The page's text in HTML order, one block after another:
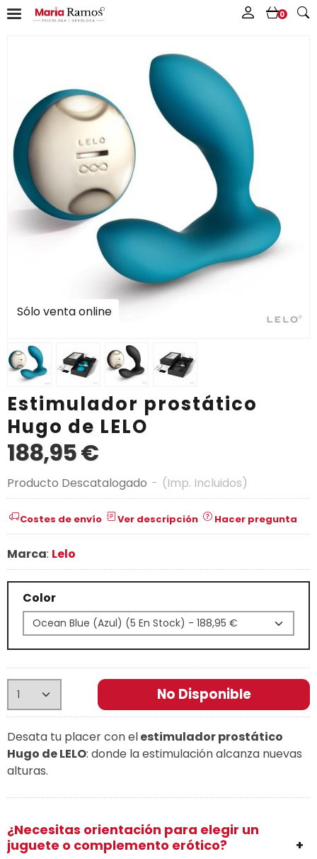
0
Sólo venta online
Estimulador prostático
Hugo de LELO
188,95 €
Producto Descatalogado - (Imp. Incluidos)
Costes de envío Ver descripción Hacer pregunta
Marca: Lelo
Color
No Disponible
Desata tu placer con elestimulador prostático
Hugo de LELO: donde la estimulación alcanza nuevas
alturas.
¿Necesitas orientación para elegir un
juguete o complemento erótico?